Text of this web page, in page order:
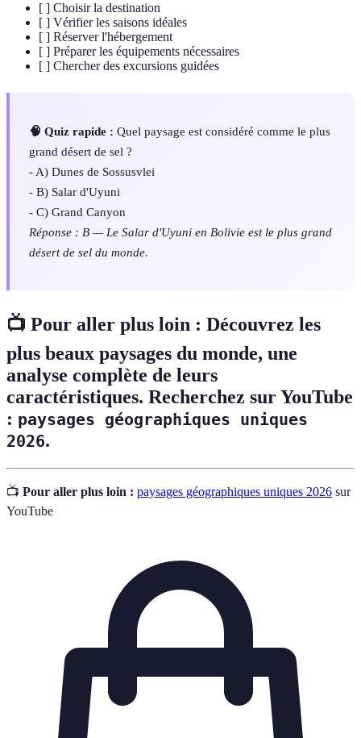
[ ] Choisir la destination
[ ] Vérifier les saisons idéales
[ ] Réserver l'hébergement
[ ] Préparer les équipements nécessaires
[ ] Chercher des excursions guidées
🧠 Quiz rapide : Quel paysage est considéré comme le plus
grand désert de sel ?
- A) Dunes de Sossusvlei
- B) Salar d'Uyuni
- C) Grand Canyon
Réponse : B — Le Salar d'Uyuni en Bolivie est le plus grand
désert de sel du monde.
📺 Pour aller plus loin : Découvrez les
plus beaux paysages du monde, une
analyse complète de leurs
caractéristiques. Recherchez sur YouTube
: paysages géographiques uniques
2026.
📺 Pour aller plus loin : paysages géographiques uniques 2026 sur
YouTube